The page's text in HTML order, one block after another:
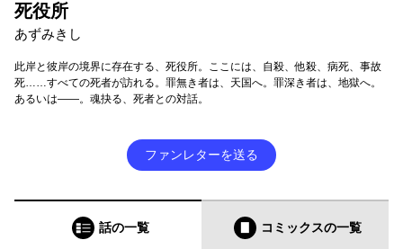
死役所
あずみきし
此岸と彼岸の境界に存在する、死役所。ここには、自殺、他殺、病死、事故
死……すべての死者が訪れる。罪無き者は、天国へ。罪深き者は、地獄へ。
あるいは――。魂抉る、死者との対話。
ファンレターを送る
話の一覧 コミックスの一覧